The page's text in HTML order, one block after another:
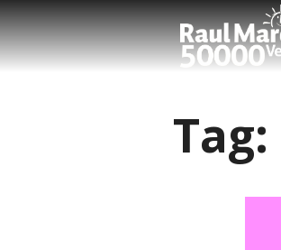
Tag: